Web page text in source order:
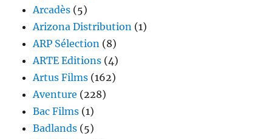
Arcadès (5)
Arizona Distribution (1)
ARP Sélection (8)
ARTE Editions (4)
Artus Films (162)
Aventure (228)
Bac Films (1)
Badlands (5)